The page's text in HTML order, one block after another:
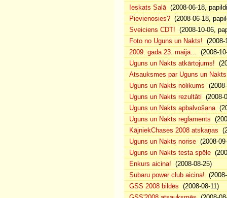
Ieskats Salā(2008-06-18,
Pievienosies? (2008-06-18,
Sveiciens CDT! (2008-10-06,
Foto no Uguns un Nakts! (2008-
2009. gada 23. maijā... (2008-
Uguns un Nakts atkārtojums!
Atsauksmes par Uguns un Nakts
Uguns un Nakts nolikums
Uguns un Nakts rezultāti (2008-
Uguns un Nakts apbalvošana
Uguns un Nakts reglaments
KājniekChases 2008 atskaņas
Uguns un Nakts norise (2008-
Uguns un Nakts testa spēle
Enkurs aicina! (2008-08-25)
Subaru power club aicina!
GSS 2008 bildēs (2008-08-11)